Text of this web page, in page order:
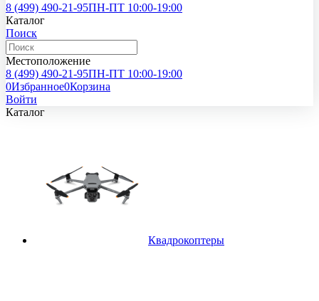
8 (499) 490-21-95ПН-ПТ 10:00-19:00
Каталог
Поиск
Местоположение
8 (499) 490-21-95ПН-ПТ 10:00-19:00
0Избранное0Корзина
Войти
Каталог
Квадрокоптеры